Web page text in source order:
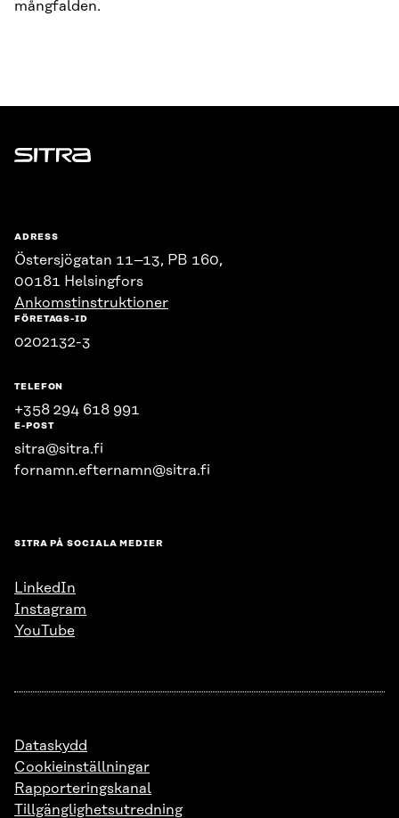
mångfalden.
Sitra
ADRESS
Östersjögatan 11–13, PB 160,
00181 Helsingfors
Ankomstinstruktioner
FÖRETAGS-ID
0202132-3
TELEFON
+358 294 618 991
E-POST
sitra@sitra.fi
fornamn.efternamn@sitra.fi
SITRA PÅ SOCIALA MEDIER
LinkedIn
Instagram
YouTube
Dataskydd
Cookieinställningar
Rapporteringskanal
Tillgänglighetsutredning